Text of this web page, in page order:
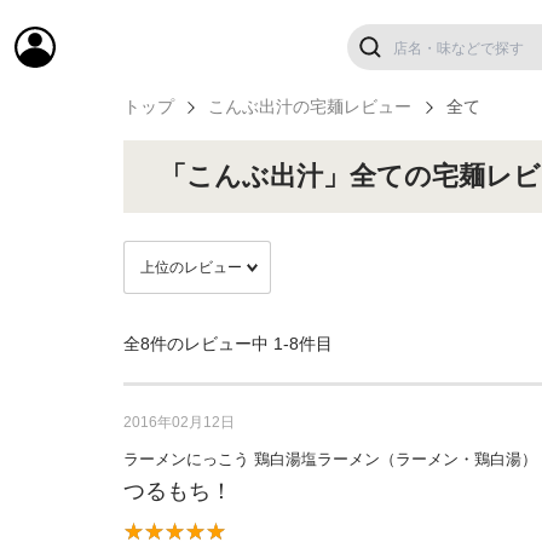
トップ こんぶ出汁の宅麺レビュー 全て
「こんぶ出汁」全ての宅麺レ
全8件のレビュー中 1-8件目
2016年02月12日
ラーメンにっこう 鶏白湯塩ラーメン（ラーメン・鶏白湯）
つるもち！